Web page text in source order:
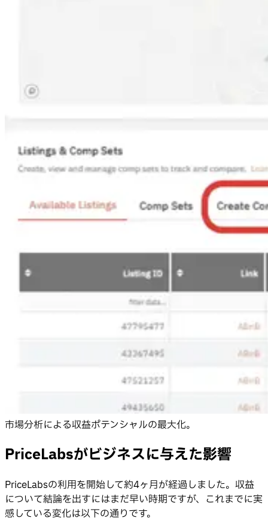
市場分析による収益ポテンシャルの最大化。
PriceLabsがビジネスに与えた影響
PriceLabsの利用を開始して約4ヶ月が経過しました。収益
について結論を出すにはまだ早い時期ですが、これまでに実
感している変化は以下の通りです。